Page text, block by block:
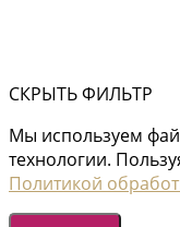
СКРЫТЬ ФИЛЬТР
Мы используем
технологии.
Политикой